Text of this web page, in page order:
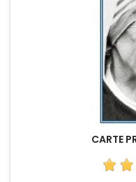
CARTE